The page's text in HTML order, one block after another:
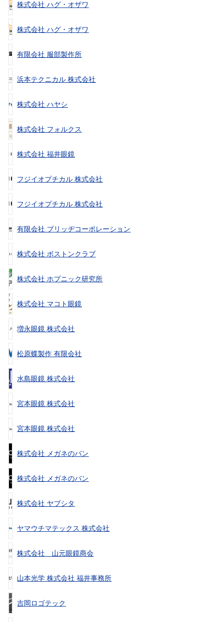
株式会社 ハグ・オザワ
株式会社 ハグ・オザワ
有限会社 服部製作所
浜本テクニカル 株式会社
株式会社 ハヤシ
株式会社 フォルクス
株式会社 福井眼鏡
フジイオプチカル 株式会社
フジイオプチカル 株式会社
有限会社 ブリッヂコーポレーション
株式会社 ボストンクラブ
株式会社 ホプニック研究所
株式会社 マコト眼鏡
増永眼鏡 株式会社
松原蝶製作 有限会社
水島眼鏡 株式会社
宮本眼鏡 株式会社
宮本眼鏡 株式会社
株式会社 メガネのバン
株式会社 メガネのバン
株式会社 ヤブシタ
ヤマウチマテックス 株式会社
株式会社 山元眼鏡商会
山本光学 株式会社 福井事務所
吉岡ロゴテック